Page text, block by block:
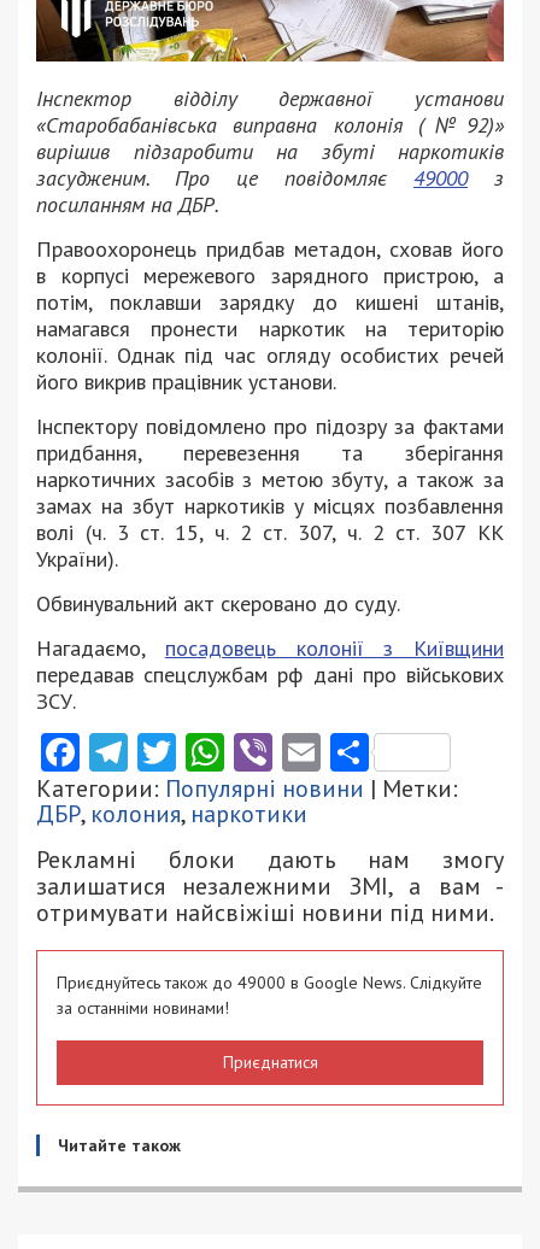
Інспектор відділу державної установи
«Старобабанівська виправна колонія (№92)»
вирішив підзаробити на збуті наркотиків
засудженим. Про це повідомляє 49000з
посиланням на ДБР.
Правоохоронець придбав метадон, сховав його
в корпусі мережевого зарядного пристрою, а
потім, поклавши зарядку до кишені штанів,
намагався пронести наркотик на територію
колонії. Однак під час огляду особистих речей
його викрив працівник установи.
Інспектору повідомлено про підозру за фактами
придбання, перевезення та зберігання
наркотичних засобів з метою збуту, а також за
замах на збут наркотиків у місцях позбавлення
волі (ч. 3 ст. 15, ч. 2 ст. 307, ч. 2 ст. 307 КК
України).
Обвинувальний акт скеровано до суду.
Нагадаємо, посадовець колонії з Київщини
передавав спецслужбам рф дані про військових
ЗСУ.
Facebook
Telegram
Twitter
WhatsApp
ViberEmail
Категории: Популярні новини | Метки:
ДБР, колония, наркотики
Рекламні блоки дають нам змогу
залишатися незалежними ЗМІ, а вам -
отримувати найсвіжіші новини під ними.
Приєднуйтесь також до 49000 в Google News. Слідкуйте
за останніми новинами!
Приєднатися
Читайте також